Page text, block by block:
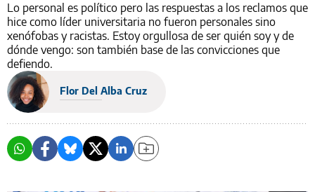
Lo personal es político pero las respuestas a los reclamos que
hice como líder universitaria no fueron personales sino
xenófobas y racistas. Estoy orgullosa de ser quién soy y de
dónde vengo: son también base de las convicciones que
defiendo.
Flor Del Alba Cruz